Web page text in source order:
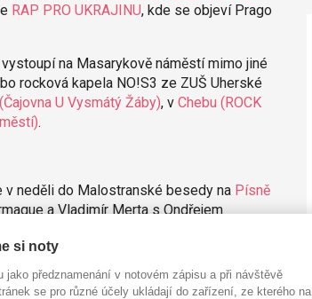
RAP PRO UKRAJINU, kde se objeví Prago
na Masarykově náměstí mimo jiné
rocková kapela NO!S3 ze ZUŠ Uherské
U Vysmátý Žáby), v Chebu (ROCK
.
v neděli do Malostranské besedy na Písně
a Vladimír Merta s Ondřejem
Jaroslav Samson Lenk, Matěj Plíhal nebo
divadle Olomouc.
si noty
jako předznamenání v notovém zápisu a při návštěvě
se pro různé účely ukládají do zařízení, ze kterého na